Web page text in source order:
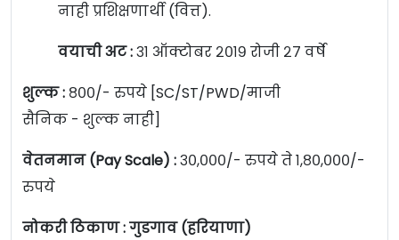
नाही प्रशिक्षणार्थी (वित्त).
वयाची अट :३१ ऑक्टोबर २०१९ रोजी २७ वर्षे
शुल्क : ८००/- रुपये [SC/ST/PWD/माजी
सैनिक - शुल्क नाही]
वेतनमान (Pay Scale) :३०,०००/- रुपये ते १,८०,०००/-
रुपये
नोकरी ठिकाण : गुडगाव (हरियाणा)